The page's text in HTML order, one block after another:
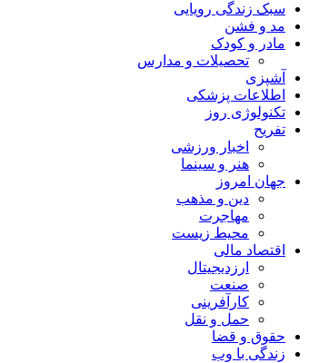
سبک زندگی رویایی
مد و فشن
مادر و کودک
تحصیلات و مدارس
آشپزی
اطلاعات پزشکی
تکنولوژی روز
تفریح
اخبار ورزشی
هنر و سینما
جهان امروز
دین و مذهب
مهاجرت
محیط زیست
اقتصاد مالی
ارزدیجیتال
صنعت
کارآفرینی
حمل و نقل
حقوق و قضا
زندگی با وب